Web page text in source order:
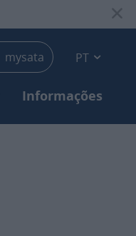
mysata PT
Informações